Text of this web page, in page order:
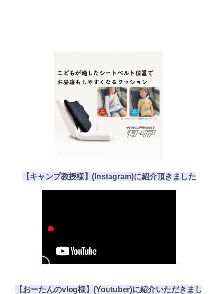
【キャンプ教授様】(Instagram)に紹介頂き ました
【おーたんのvlog様】(Youtuber)に紹介いただきまし